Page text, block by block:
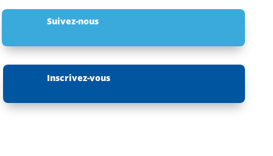
Suivez-nous
Inscrivez-vous